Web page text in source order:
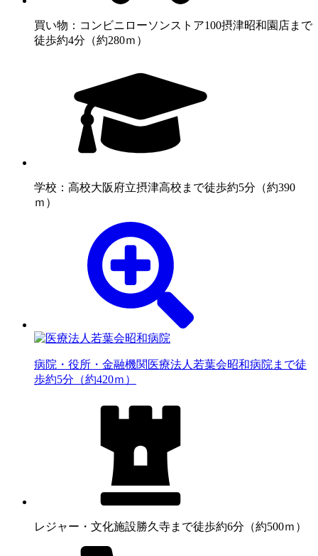
買い物：コンビニ ローソンストア100摂津昭和園店まで
徒歩約4分（約280ｍ）
学校：高校大阪府立摂津高校まで徒歩約5分（約390
ｍ）
病院・役所・金融機関 医療法人若葉会昭和病院まで徒
歩約5分（約420ｍ）
レジャー・文化施設勝久寺まで徒歩約6分（約500ｍ）